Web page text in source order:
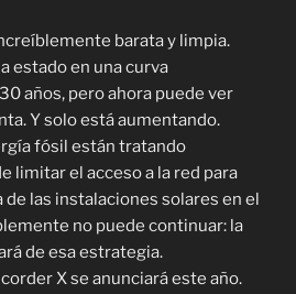
barata y limpia.
estado en una curva
años, pero ahora puede ver
Y solo está aumentando.
fósil están tratando
limitar el acceso a la red para
las instalaciones solares en el
no puede continuar: la
de esa estrategia.
X se anunciará este año.